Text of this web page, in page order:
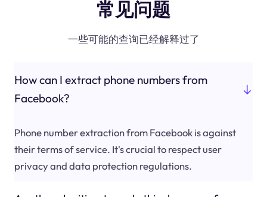
常见问题
一些可能的查询已经解释过了
How can I extract phone numbers from
Facebook?
Phone number extraction from Facebook is against
their terms of service. It's crucial to respect user
privacy and data protection regulations.